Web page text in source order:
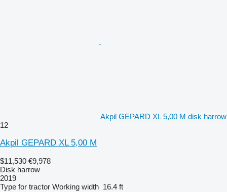
Akpil GEPARD XL 5,00 M disk harrow
12
Akpil GEPARD XL 5,00 M
$11,530 €9,978
Disk harrow
2019
Type for tractor Working width 16.4 ft